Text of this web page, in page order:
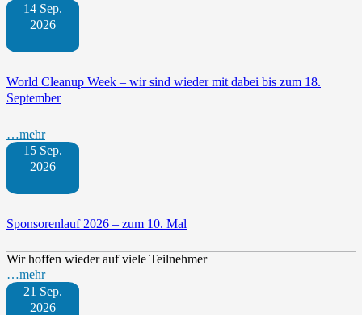
14 Sep.
2026
World Cleanup Week – wir sind wieder mit dabei bis zum 18.
September
…mehr
15 Sep.
2026
Sponsorenlauf 2026 – zum 10. Mal
Wir hoffen wieder auf viele Teilnehmer
…mehr
21 Sep.
2026